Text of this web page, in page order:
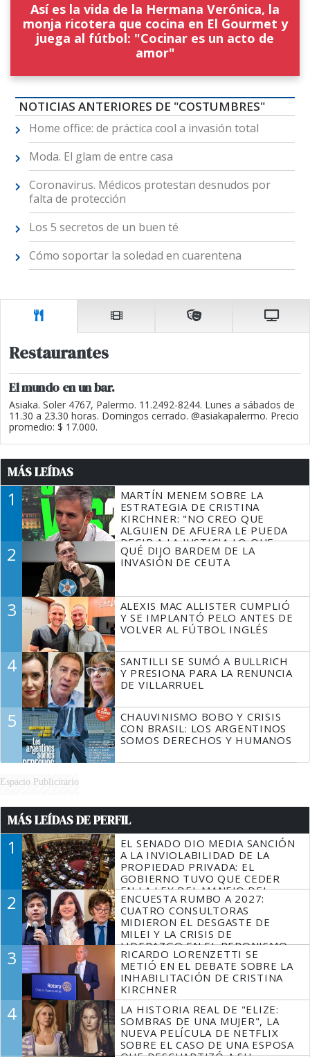
Así es la vida de la Hermana Verónica, la
monja ricotera que cocina en El Gourmet y
juega al fútbol: "Cocinar es un acto de
amor"
NOTICIAS ANTERIORES DE "COSTUMBRES"
Home office: de práctica cool a invasión total
Moda. El glam de entre casa
Coronavirus. Médicos protestan desnudos por
falta de protección
Los 5 secretos de un buen té
Cómo soportar la soledad en cuarentena
Restaurantes
El mundo en un bar.
Asiaka. Soler 4767, Palermo. 11.2492-8244. Lunes a sábados de
11.30 a 23.30 horas. Domingos cerrado. @asiakapalermo. Precio
promedio: $ 17.000.
MÁS LEÍDAS
1
MARTÍN MENEM SOBRE LA
ESTRATEGIA DE CRISTINA
KIRCHNER: "NO CREO QUE
ALGUIEN DE AFUERA LE PUEDA
DECIR A LA JUSTICIA LO QUE
TIENE QUE HACER"
2
QUÉ DIJO BARDEM DE LA
INVASIÓN DE CEUTA
3
ALEXIS MAC ALLISTER CUMPLIÓ
Y SE IMPLANTÓ PELO ANTES DE
VOLVER AL FÚTBOL INGLÉS
4
SANTILLI SE SUMÓ A BULLRICH
Y PRESIONA PARA LA RENUNCIA
DE VILLARRUEL
5
CHAUVINISMO BOBO Y CRISIS
CON BRASIL: LOS ARGENTINOS
SOMOS DERECHOS Y HUMANOS
Espacio Publicitario
MÁS LEÍDAS DE PERFIL
1
EL SENADO DIO MEDIA SANCIÓN
A LA INVIOLABILIDAD DE LA
PROPIEDAD PRIVADA: EL
GOBIERNO TUVO QUE CEDER
EN LA LEY DEL MANEJO DEL
FUEGO
2
ENCUESTA RUMBO A 2027:
CUATRO CONSULTORAS
MIDIERON EL DESGASTE DE
MILEI Y LA CRISIS DE
LIDERAZGO EN EL PERONISMO
3
RICARDO LORENZETTI SE
METIÓ EN EL DEBATE SOBRE LA
INHABILITACIÓN DE CRISTINA
KIRCHNER
4
LA HISTORIA REAL DE "ELIZE:
SOMBRAS DE UNA MUJER", LA
NUEVA PELÍCULA DE NETFLIX
SOBRE EL CASO DE UNA ESPOSA